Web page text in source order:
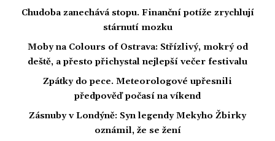
Chudoba zanechává stopu. Finanční potíže zrychlují
stárnutí mozku
Moby na Colours of Ostrava: Střízlivý, mokrý od
deště, a přesto přichystal nejlepší večer festivalu
Zpátky do pece. Meteorologové upřesnili
předpověď počasí na víkend
Zásnuby v Londýně: Syn legendy Mekyho Žbirky
oznámil, že se žení